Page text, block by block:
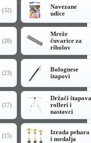
(32)
Navezane
udice
(28)
Mreže
čuvarice za
ribolov
(23)
Bolognese
štapovi
(17)
Držači štapova
rolleri i
nastavci
(15)
Izrada pehara
i medalja